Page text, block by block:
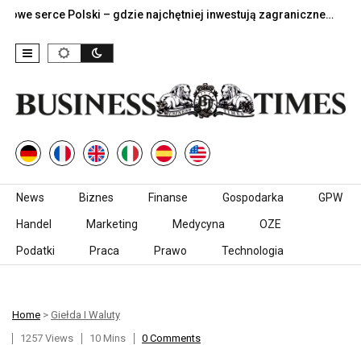
Polski – gdzie najchętniej inwestują zagraniczne… Jak
Skip to content
News Biznes Finanse Gospodarka GPW
Handel Marketing Medycyna OZE
Podatki Praca Prawo Technologia
Home > Giełda I Waluty
1257 Views
10 Mins 0 Comments